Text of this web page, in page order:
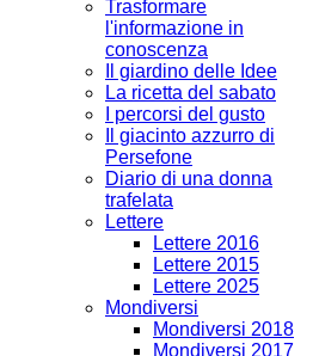
Trasformare
l'informazione in
conoscenza
Il giardino delle Idee
La ricetta del sabato
I percorsi del gusto
Il giacinto azzurro di
Persefone
Diario di una donna
trafelata
Lettere
Lettere 2016
Lettere 2015
Lettere 2025
Mondiversi
Mondiversi 2018
Mondiversi 2017